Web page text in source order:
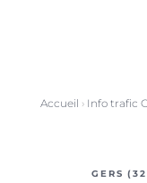
Accueil › Info trafic
GERS